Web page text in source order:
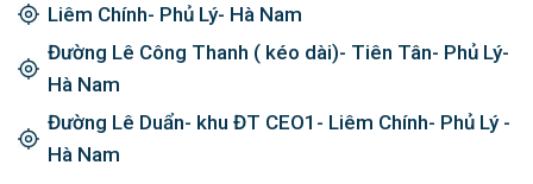
Liêm Chính- Phủ Lý- Hà Nam
Đường Lê Công Thanh ( kéo dài)- Tiên Tân- Phủ Lý-
Hà Nam
Đường Lê Duẩn- khu ĐT CEO1- Liêm Chính- Phủ Lý -
Hà Nam